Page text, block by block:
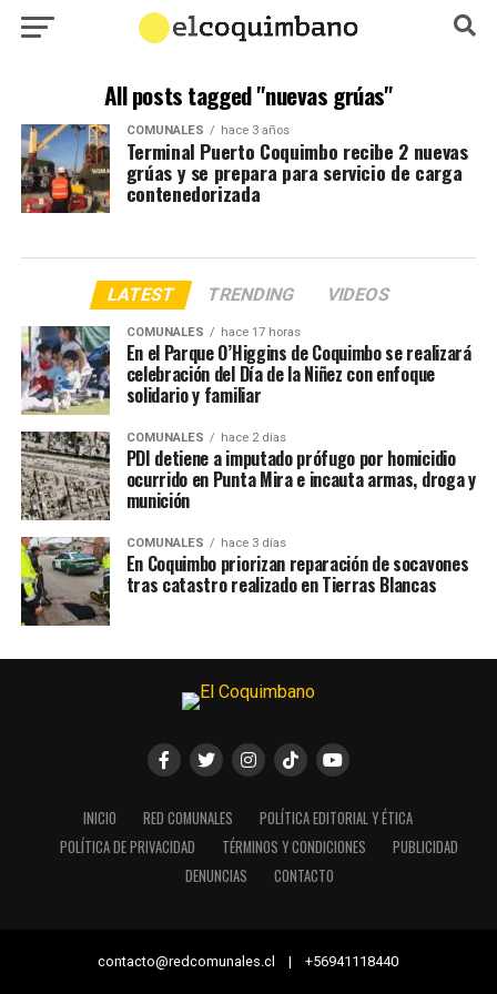
All posts tagged "nuevas grúas"
COMUNALES hace 3 años
Terminal Puerto Coquimbo recibe 2 nuevas
grúas y se prepara para servicio de carga
contenedorizada
LATEST TRENDING VIDEOS
COMUNALES hace 17 horas
En el Parque O’Higgins de Coquimbo se realizará
celebración del Día de la Niñez con enfoque
solidario y familiar
COMUNALES hace 2 días
PDI detiene a imputado prófugo por homicidio
ocurrido en Punta Mira e incauta armas, droga y
munición
COMUNALES hace 3 días
En Coquimbo priorizan reparación de socavones
tras catastro realizado en Tierras Blancas
INICIO RED COMUNALES
POLÍTICA EDITORIAL Y ÉTICA
POLÍTICA DE PRIVACIDAD
TÉRMINOS Y CONDICIONES
PUBLICIDAD
DENUNCIAS
CONTACTO
contacto@redcomunales.cl | +56941118440